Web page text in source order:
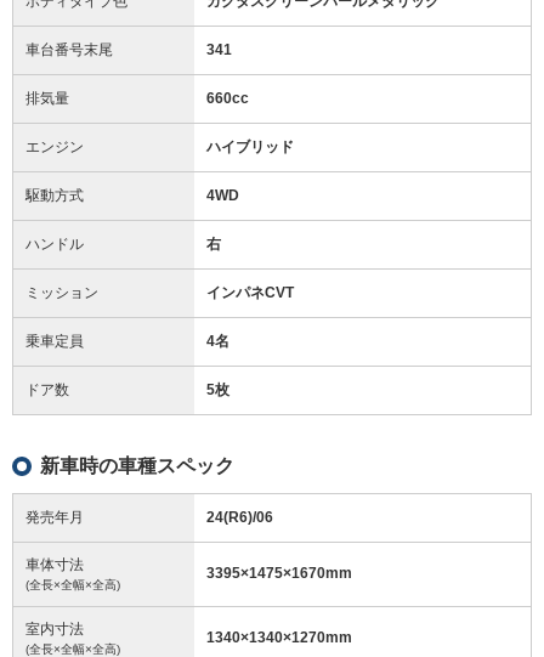
車台番号末尾 341
排気量 660cc
エンジン ハイブリッド
駆動方式 4WD
ハンドル 右
ミッション インパネCVT
乗車定員 4名
ドア数 5枚
新車時の車種スペック
発売年月 24(R6)/06
車体寸法
(全長×全幅×全高)
3395×1475×1670mm
室内寸法
(全長×全幅×全高)
1340×1340×1270mm